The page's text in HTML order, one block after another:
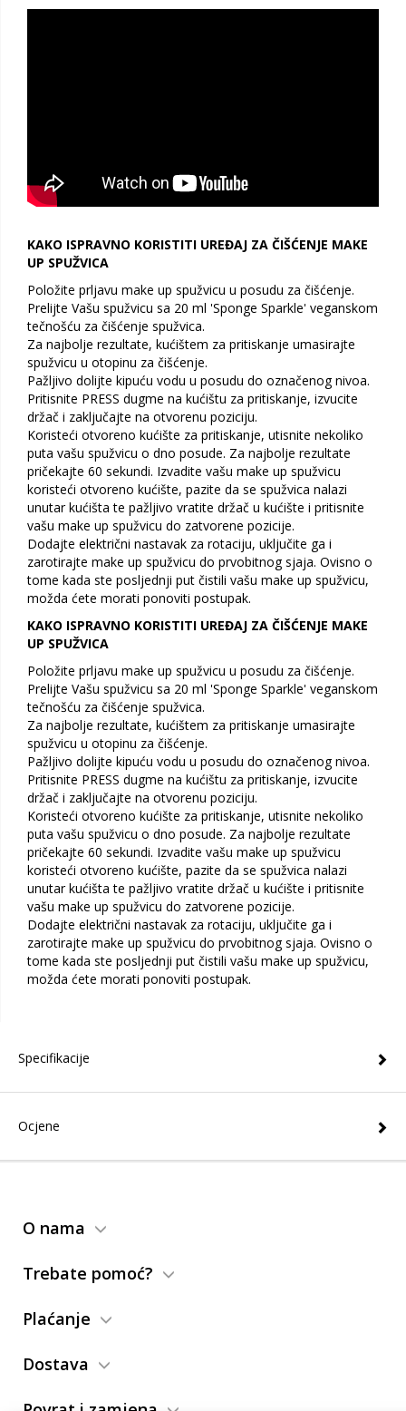
KAKO ISPRAVNO KORISTITI UREĐAJ ZA ČIŠĆENJE MAKE
UP SPUŽVICA
Položite prljavu make up spužvicu u posudu za čišćenje.
Prelijte Vašu spužvicu sa 20 ml 'Sponge Sparkle' veganskom
tečnošću za čišćenje spužvica.
Za najbolje rezultate, kućištem za pritiskanje umasirajte
spužvicu u otopinu za čišćenje.
Pažljivo dolijte kipuću vodu u posudu do označenog nivoa.
Pritisnite PRESS dugme na kućištu za pritiskanje, izvucite
držač i zaključajte na otvorenu poziciju.
Koristeći otvoreno kućište za pritiskanje, utisnite nekoliko
puta vašu spužvicu o dno posude. Za najbolje rezultate
pričekajte 60 sekundi. Izvadite vašu make up spužvicu
koristeći otvoreno kućište, pazite da se spužvica nalazi
unutar kućišta te pažljivo vratite držač u kućište i pritisnite
vašu make up spužvicu do zatvorene pozicije.
Dodajte električni nastavak za rotaciju, uključite ga i
zarotirajte make up spužvicu do prvobitnog sjaja. Ovisno o
tome kada ste posljednji put čistili vašu make up spužvicu,
možda ćete morati ponoviti postupak.
KAKO ISPRAVNO KORISTITI UREĐAJ ZA ČIŠĆENJE MAKE
UP SPUŽVICA
Položite prljavu make up spužvicu u posudu za čišćenje.
Prelijte Vašu spužvicu sa 20 ml 'Sponge Sparkle' veganskom
tečnošću za čišćenje spužvica.
Za najbolje rezultate, kućištem za pritiskanje umasirajte
spužvicu u otopinu za čišćenje.
Pažljivo dolijte kipuću vodu u posudu do označenog nivoa.
Pritisnite PRESS dugme na kućištu za pritiskanje, izvucite
držač i zaključajte na otvorenu poziciju.
Koristeći otvoreno kućište za pritiskanje, utisnite nekoliko
puta vašu spužvicu o dno posude. Za najbolje rezultate
pričekajte 60 sekundi. Izvadite vašu make up spužvicu
koristeći otvoreno kućište, pazite da se spužvica nalazi
unutar kućišta te pažljivo vratite držač u kućište i pritisnite
vašu make up spužvicu do zatvorene pozicije.
Dodajte električni nastavak za rotaciju, uključite ga i
zarotirajte make up spužvicu do prvobitnog sjaja. Ovisno o
tome kada ste posljednji put čistili vašu make up spužvicu,
možda ćete morati ponoviti postupak.
Specifikacije
Ocjene
O nama
Trebate pomoć?
Plaćanje
Dostava